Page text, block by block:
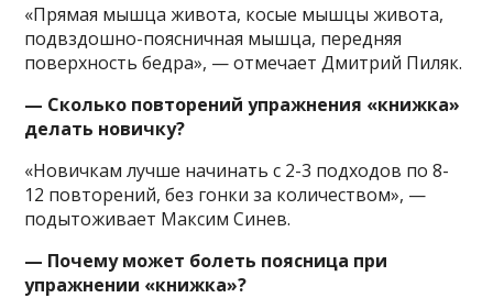
«Прямая мышца живота, косые мышцы живота,
подвздошно-поясничная мышца, передняя
поверхность бедра», — отмечает Дмитрий Пиляк.
— Сколько повторений упражнения «книжка»
делать новичку?
«Новичкам лучше начинать с 2-3 подходов по 8-
12 повторений, без гонки за количеством», —
подытоживает Максим Синев.
— Почему может болеть поясница при
упражнении «книжка»?